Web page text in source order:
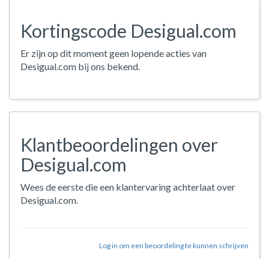
Kortingscode Desigual.com
Er zijn op dit moment geen lopende acties van
Desigual.com bij ons bekend.
Klantbeoordelingen over
Desigual.com
Wees de eerste die een klantervaring achterlaat over
Desigual.com.
Log in om een beoordeling te kunnen schrijven